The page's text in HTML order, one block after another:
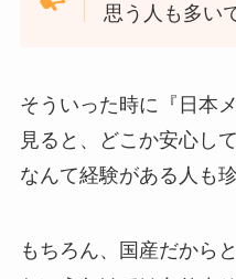
思う人も多い
そういった時に『日本
見ると、どこか安心し
なんて経験がある人も
もちろん、国産だから